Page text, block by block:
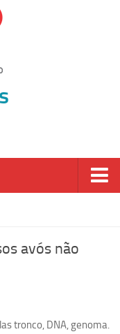
avós não
tronco, DNA, genoma.